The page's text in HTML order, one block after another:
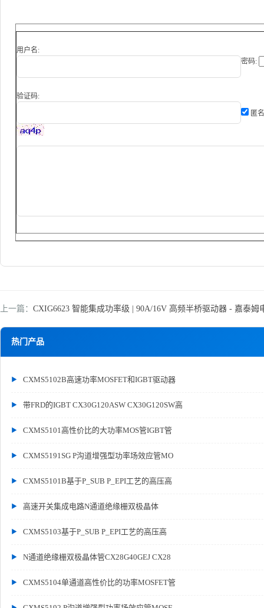
热门产品
CXMS5102B高速功率MOSFET和IGBT驱动器
带FRD的IGBT CX30G120ASW CX30G120SW高
CXMS5101高性价比的大功率MOS管IGBT管
CXMS5191SG P沟道增强型功率场效应管MO
CXMS5101B基于P_SUB P_EPI工艺的高压高
高速开关集成电路N通道绝缘栅双极晶体
CXMS5103基于P_SUB P_EPI工艺的高压高
N通道绝缘栅双极晶体管CX28G40GEJ CX28
CXMS5104单通道高性价比的功率MOSFET管
用户名:
密码:
验证码:
匿
上一篇： CXIG6623 智能集成功率级 | 90A/16V 高频半桥驱动器 - 嘉泰姆